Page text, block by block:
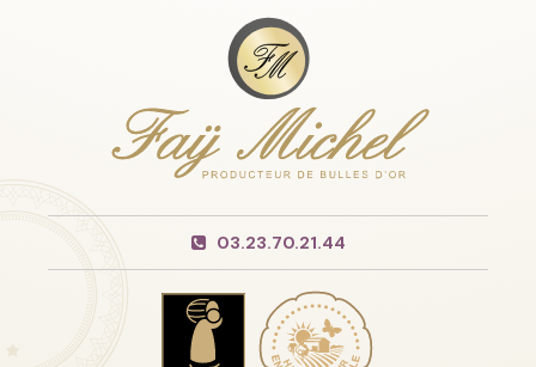
03.23.70.21.44